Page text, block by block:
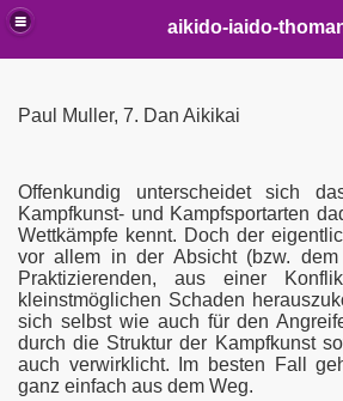
aikido-iaido-
Paul Muller, 7. Dan Aikikai
Offenkundig unterscheidet sich
Kampfkunst- und Kampfsportarten
Wettkämpfe kennt. Doch der
vor allem in der Absicht (bzw.
Praktizierenden, aus einer
kleinstmöglichen Schaden
sich selbst wie auch für den
durch die Struktur der Kampfkunst
auch verwirklicht. Im besten Fall
ganz einfach aus dem Weg.